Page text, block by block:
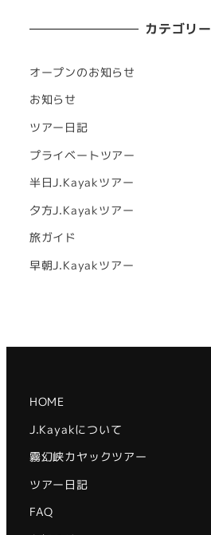
カテゴリー
オープンのお知らせ
お知らせ
ツアー日記
プライベートツアー
半日J.Kayakツアー
夕方J.Kayakツアー
旅ガイド
早朝J.Kayakツアー
HOME
J.Kayakについて
霧幻峡カヤックツアー
ツアー日記
FAQ